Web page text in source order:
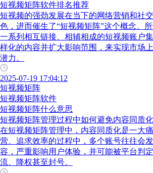
短视频矩阵软件排名推荐
短视频的强劲发展在当下的网络营销和社
色，进而催生了“短视频矩阵”这个概念。
一系列相互链接、相辅相成的短视频账户
样化的内容并扩大影响范围，来实现市场
潜力。
2025-07-19 17:04:12
短视频矩阵
短视频矩阵软件
短视频矩阵什么意思
短视频矩阵管理过程中如何避免内容同质
在短视频矩阵管理中，内容同质化是一大
营、追求效率的过程中，多个账号往往会
容，严重影响用户体验，并可能被平台判
流、降权甚至封号。